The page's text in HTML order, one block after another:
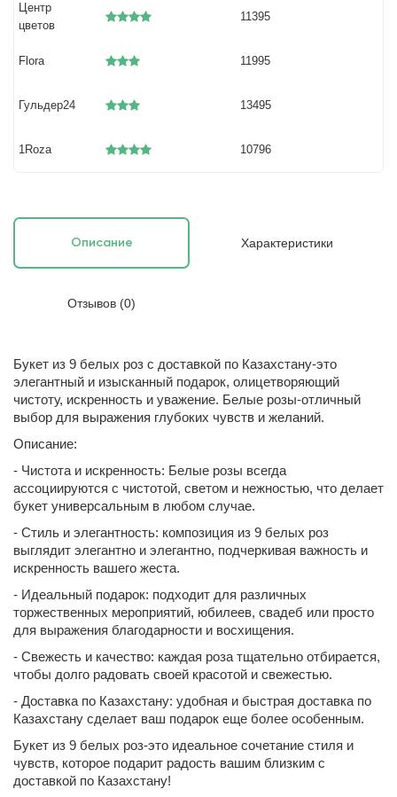
Центр
цветов
11395
Flora 11995
Гульдер24 13495
1Roza 10796
Описание Характеристики
Отзывов (0)
Букет из 9 белых роз с доставкой по Казахстану-это
элегантный и изысканный подарок, олицетворяющий
чистоту, искренность и уважение. Белые розы-отличный
выбор для выражения глубоких чувств и желаний.
Описание:
- Чистота и искренность: Белые розы всегда
ассоциируются с чистотой, светом и нежностью, что делает
букет универсальным в любом случае.
- Стиль и элегантность: композиция из 9 белых роз
выглядит элегантно и элегантно, подчеркивая важность и
искренность вашего жеста.
- Идеальный подарок: подходит для различных
торжественных мероприятий, юбилеев, свадеб или просто
для выражения благодарности и восхищения.
- Свежесть и качество: каждая роза тщательно отбирается,
чтобы долго радовать своей красотой и свежестью.
- Доставка по Казахстану: удобная и быстрая доставка по
Казахстану сделает ваш подарок еще более особенным.
Букет из 9 белых роз-это идеальное сочетание стиля и
чувств, которое подарит радость вашим близким с
доставкой по Казахстану!